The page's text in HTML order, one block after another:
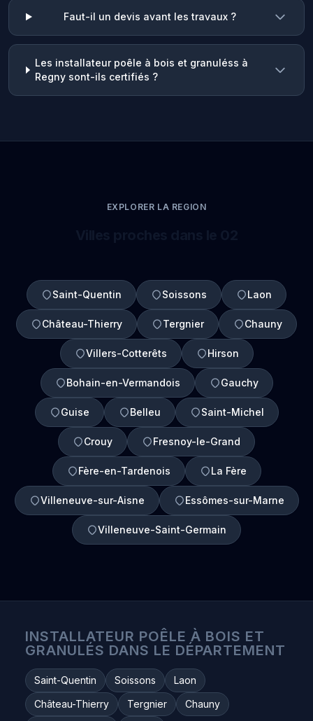
Faut-il un devis avant les travaux ?
Les installateur poêle à bois et granuléss à
Regny sont-ils certifiés ?
EXPLORER LA REGION
Saint-Quentin Soissons Laon
Château-Thierry Tergnier Chauny
Villers-Cotterêts Hirson
Bohain-en-Vermandois Gauchy
Guise Belleu Saint-Michel
Crouy Fresnoy-le-Grand
Fère-en-Tardenois La Fère
Villeneuve-sur-Aisne Essômes-sur-Marne
Villeneuve-Saint-Germain
INSTALLATEUR POÊLE À BOIS ET
GRANULÉS DANS LE DÉPARTEMENT
Saint-Quentin Soissons
Laon
Château-Thierry
Tergnier
Chauny